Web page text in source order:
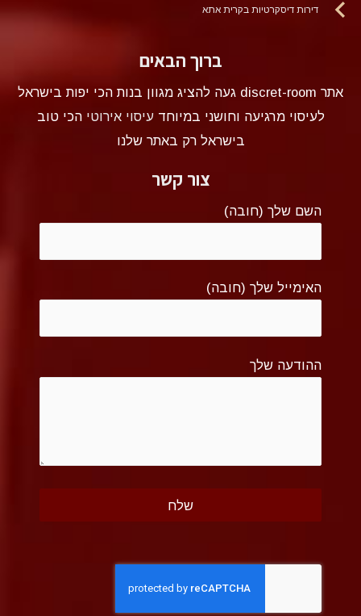
דירות דיסקרטיות בקרית אתא
ברוך הבאים
אתר discret-room געה להציג מגוון בנות הכי יפות בישראל
לעיסוי מרגיעה וחושני במיוחדעיסוי אירוטי הכי טוב
בישראל רק באתר שלנו
צור קשר
השם שלך (חובה)
האימייל שלך (חובה)
ההודעה שלך